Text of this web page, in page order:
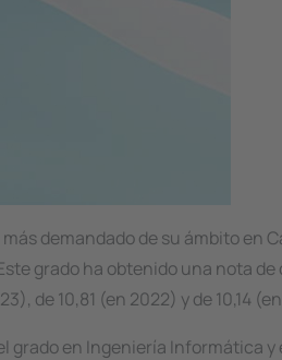
demandado de su ámbito en
grado ha obtenido una nota de
de 10,81 (en 2022) y de 10,14
grado en Ingeniería Informática